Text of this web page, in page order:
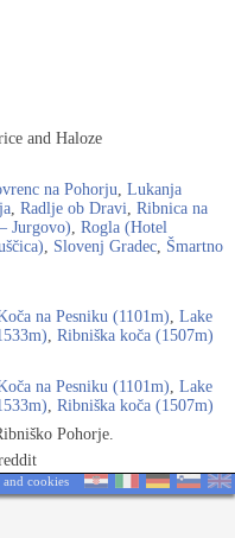
and Haloze
na Pohorju, Lukanja
, Radlje ob Dravi, Ribnica na
Jurgovo), Rogla (Hotel
, Slovenj Gradec, Šmartno
na Pesniku (1101m), Lake
, Ribniška koča (1507m)
na Pesniku (1101m), Lake
, Ribniška koča (1507m)
Pohorje.
cookies